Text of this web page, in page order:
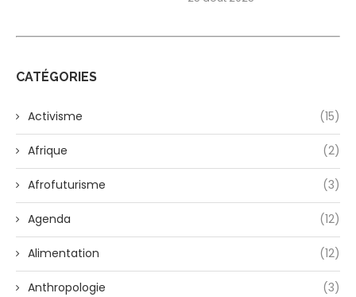
CATÉGORIES
Activisme (15)
Afrique (2)
Afrofuturisme (3)
Agenda (12)
Alimentation (12)
Anthropologie (3)